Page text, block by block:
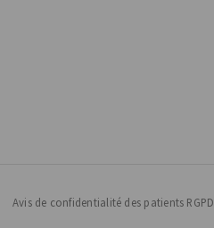
Avis de confidentialité des patients RGPD